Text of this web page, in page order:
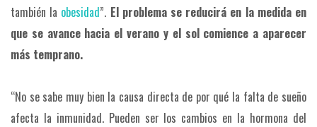
también la obesidad”. El problema se reducirá en la medida en
que se avance hacia el verano y el sol comience a aparecer
más temprano.
“No se sabe muy bien la causa directa de por qué la falta de sueño
afecta la inmunidad. Pueden ser los cambios en la hormona del